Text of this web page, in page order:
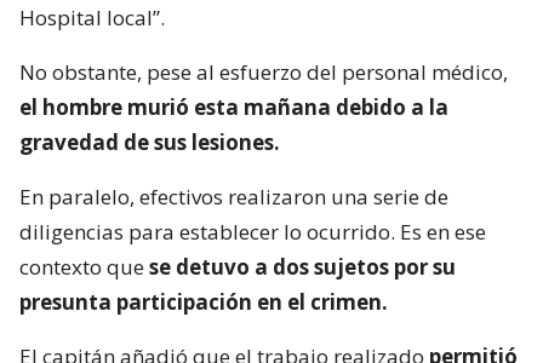
Hospital local”.
No obstante, pese al esfuerzo del personal médico,
el hombre murió esta mañana debido a la
gravedad de sus lesiones.
En paralelo, efectivos realizaron una serie de
diligencias para establecer lo ocurrido. Es en ese
contexto quese detuvo a dos sujetos por su
presunta participación en el crimen.
El capitán añadió que el trabajo realizado permitió